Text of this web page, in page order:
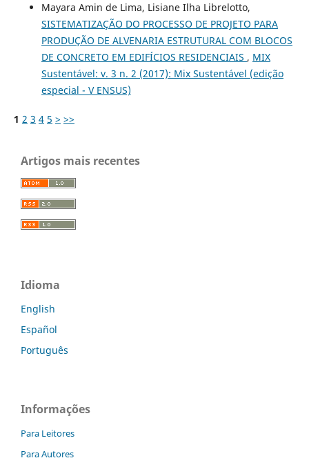
Mayara Amin de Lima, Lisiane Ilha Librelotto,
SISTEMATIZAÇÃO DO PROCESSO DE PROJETO PARA
PRODUÇÃO DE ALVENARIA ESTRUTURAL COM BLOCOS
DE CONCRETO EM EDIFÍCIOS RESIDENCIAIS , MIX
Sustentável: v. 3 n. 2 (2017): Mix Sustentável (edição
especial - V ENSUS)
1 2 3 4 5 > >>
Artigos mais recentes
Idioma
English
Español
Português
Informações
Para Leitores
Para Autores